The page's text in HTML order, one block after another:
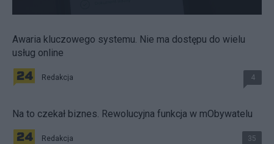
Awaria kluczowego systemu. Nie ma dostępu do wielu
usług online
Redakcja 4
Na to czekał biznes. Rewolucyjna funkcja w mObywatelu
Redakcja 35